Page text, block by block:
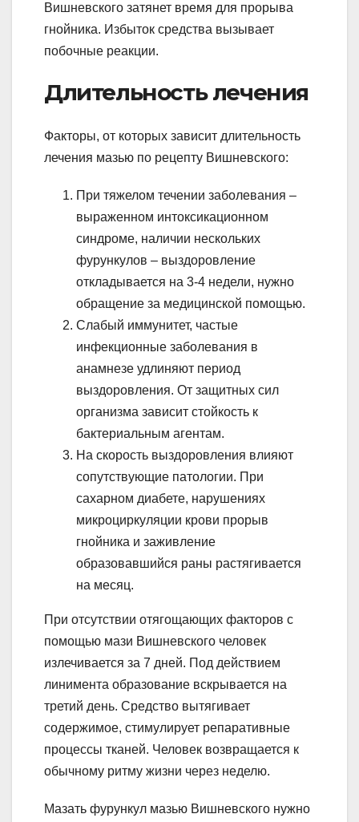
Вишневского затянет время для прорыва
гнойника. Избыток средства вызывает
побочные реакции.
Длительность лечения
Факторы, от которых зависит длительность
лечения мазью по рецепту Вишневского:
При тяжелом течении заболевания –
выраженном интоксикационном
синдроме, наличии нескольких
фурункулов – выздоровление
откладывается на 3-4 недели, нужно
обращение за медицинской помощью.
Слабый иммунитет, частые
инфекционные заболевания в
анамнезе удлиняют период
выздоровления. От защитных сил
организма зависит стойкость к
бактериальным агентам.
На скорость выздоровления влияют
сопутствующие патологии. При
сахарном диабете, нарушениях
микроциркуляции крови прорыв
гнойника и заживление
образовавшийся раны растягивается
на месяц.
При отсутствии отягощающих факторов с
помощью мази Вишневского человек
излечивается за 7 дней. Под действием
линимента образование вскрывается на
третий день. Средство вытягивает
содержимое, стимулирует репаративные
процессы тканей. Человек возвращается к
обычному ритму жизни через неделю.
Мазать фурункул мазью Вишневского нужно